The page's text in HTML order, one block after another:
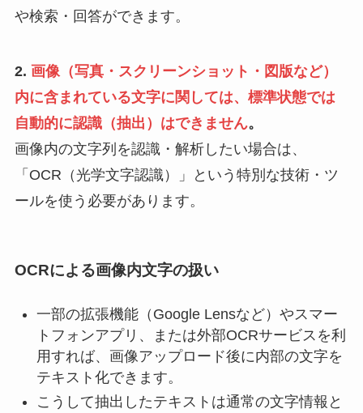
や検索・回答ができます。
2. 画像（写真・スクリーンショット・図版など）
内に含まれている文字に関しては、標準状態では
自動的に認識（抽出）はできません。
画像内の文字列を認識・解析したい場合は、
「OCR（光学文字認識）」という特別な技術・ツ
ールを使う必要があります。
OCRによる画像内文字の扱い
一部の拡張機能（Google Lensなど）やスマー
トフォンアプリ、または外部OCRサービスを利
用すれば、画像アップロード後に内部の文字を
テキスト化できます。
こうして抽出したテキストは通常の文字情報と